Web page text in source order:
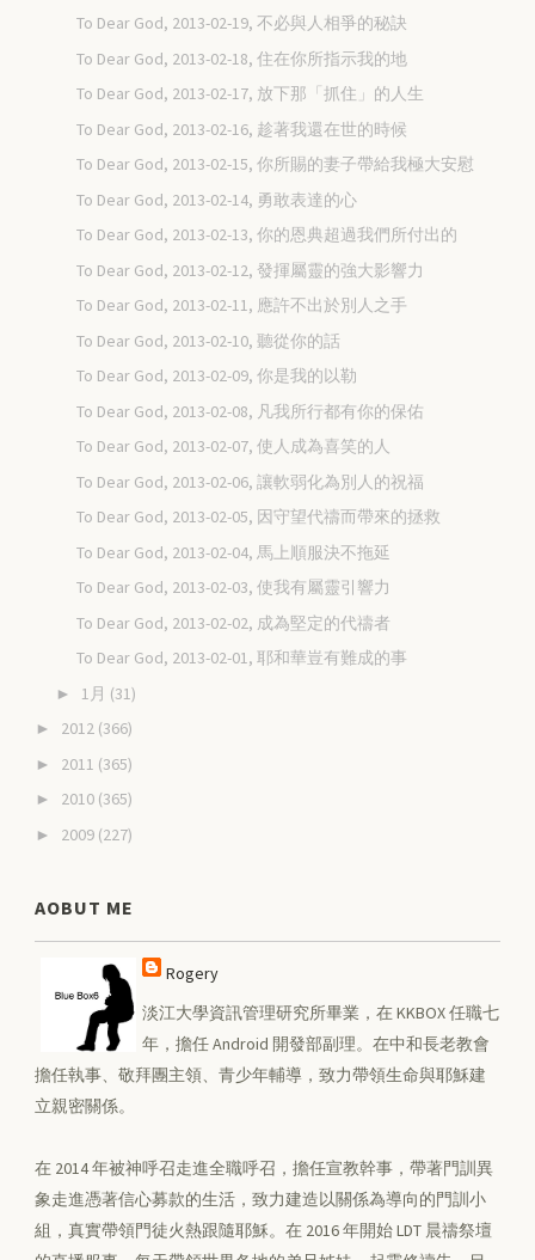
To Dear God, 2013-02-19, 不必與人相爭的秘訣
To Dear God, 2013-02-18, 住在你所指示我的地
To Dear God, 2013-02-17, 放下那「抓住」的人生
To Dear God, 2013-02-16, 趁著我還在世的時候
To Dear God, 2013-02-15, 你所賜的妻子帶給我極大安慰
To Dear God, 2013-02-14, 勇敢表達的心
To Dear God, 2013-02-13, 你的恩典超過我們所付出的
To Dear God, 2013-02-12, 發揮屬靈的強大影響力
To Dear God, 2013-02-11, 應許不出於別人之手
To Dear God, 2013-02-10, 聽從你的話
To Dear God, 2013-02-09, 你是我的以勒
To Dear God, 2013-02-08, 凡我所行都有你的保佑
To Dear God, 2013-02-07, 使人成為喜笑的人
To Dear God, 2013-02-06, 讓軟弱化為別人的祝福
To Dear God, 2013-02-05, 因守望代禱而帶來的拯救
To Dear God, 2013-02-04, 馬上順服決不拖延
To Dear God, 2013-02-03, 使我有屬靈引響力
To Dear God, 2013-02-02, 成為堅定的代禱者
To Dear God, 2013-02-01, 耶和華豈有難成的事
► 1月 (31)
► 2012 (366)
► 2011 (365)
► 2010 (365)
► 2009 (227)
AOBUT ME
Rogery
淡江大學資訊管理研究所畢業，在 KKBOX 任職七
年，擔任 Android 開發部副理。在中和長老教會
擔任執事、敬拜團主領、青少年輔導，致力帶領生命與耶穌建
立親密關係。
在 2014 年被神呼召走進全職呼召，擔任宣教幹事，帶著門訓異
象走進憑著信心募款的生活，致力建造以關係為導向的門訓小
組，真實帶領門徒火熱跟隨耶穌。在 2016 年開始 LDT 晨禱祭壇